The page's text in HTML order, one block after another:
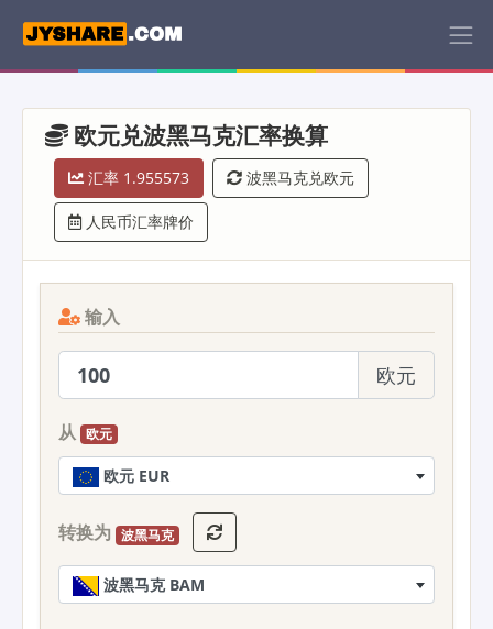
欧元兑波黑马克汇率换算
汇率 1.955573 波黑马克兑欧元
人民币汇率牌价
输入
欧元
从 欧元
欧元 EUR
转换为 波黑马克
波黑马克 BAM